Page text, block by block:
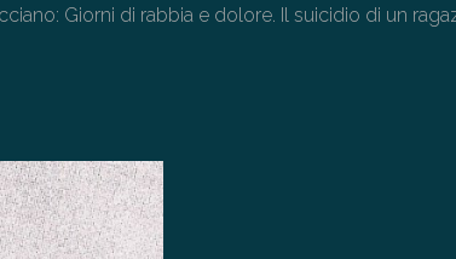
Giorni di rabbia e dolore. Il suicidio di un